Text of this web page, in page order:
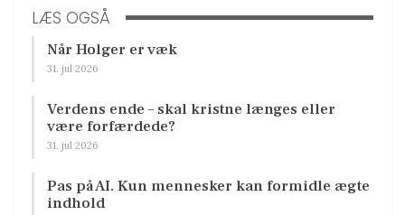
LÆS OGSÅ
Når Holger er væk
31. jul 2026
Verdens ende – skal kristne længes eller
være forfærdede?
31. jul 2026
Pas på AI. Kun mennesker kan formidle ægte
indhold